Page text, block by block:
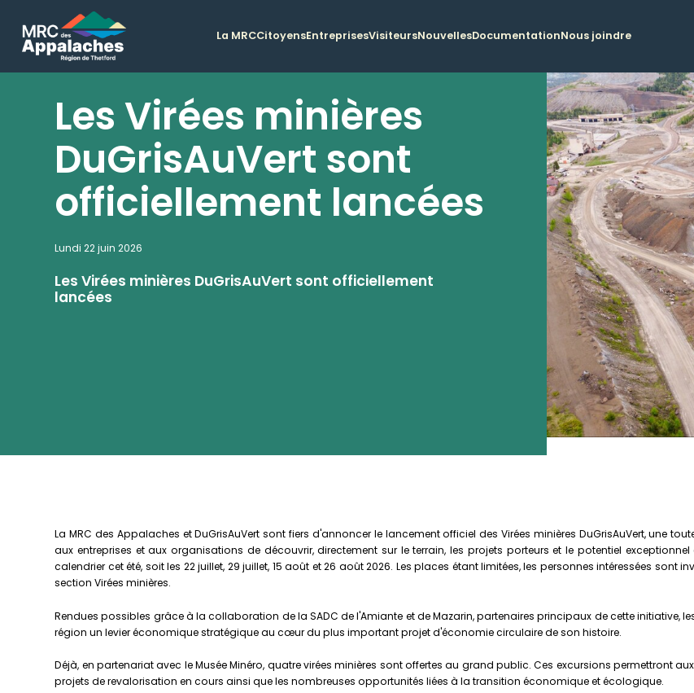
La MRCCitoyensEntreprisesVisiteursNouvellesDocumentationNous joindre
Les Virées minières
DuGrisAuVert sont
officiellement lancées
Lundi 22 juin 2026
Les Virées minières DuGrisAuVert sont officiellement
lancées
La MRC des Appalaches et DuGrisAuVert sont fiers d'annoncer le lancement officiel des Virées minières DuGrisAuVert, une
aux entreprises et aux organisations de découvrir, directement sur le terrain, les projets porteurs et le potentiel
calendrier cet été, soit les 22 juillet, 29 juillet, 15 août et 26 août 2026. Les places étant limitées, les personnes intéressées sont
section Virées minières.
Rendues possibles grâce à la collaboration de la SADC de l'Amiante et de Mazarin, partenaires principaux de cette initiative,
région un levier économique stratégique au cœur du plus important projet d'économie circulaire de son histoire.
Déjà, en partenariat avec le Musée Minéro, quatre virées minières sont offertes au grand public. Ces excursions permettront
projets de revalorisation en cours ainsi que les nombreuses opportunités liées à la transition économique et écologique.